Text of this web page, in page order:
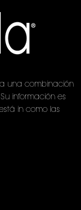
una combinación
información es
in como las